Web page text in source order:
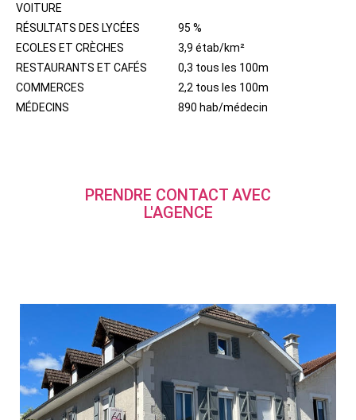
VOITURE
RÉSULTATS DES LYCÉES
95 %
ECOLES ET CRÈCHES
3,9 étab/km²
RESTAURANTS ET CAFÉS
0,3 tous les 100m
COMMERCES
2,2 tous les 100m
MÉDECINS
890 hab/médecin
PRENDRE CONTACT AVEC
L'AGENCE